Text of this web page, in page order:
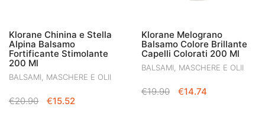
Klorane Chinina e Stella
Alpina Balsamo
Fortificante Stimolante
200 Ml
BALSAMI, MASCHERE E OLII
€20.90
IL
€15.52
Klorane Melograno
Balsamo Colore Brillante
Capelli Colorati 200 Ml
BALSAMI, MASCHERE E OLII
€19.90
IL
€14.74